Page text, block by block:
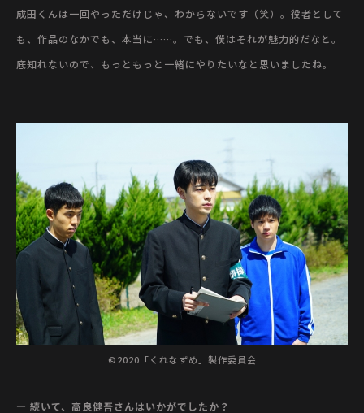
成田くんは一回やっただけじゃ、わからないです（笑）。役者として
も、作品のなかでも、本当に……。でも、僕はそれが魅力的だなと。
底知れないので、もっともっと一緒にやりたいなと思いましたね。
©2020「くれなずめ」製作委員会
— 続いて、高良健吾さんはいかがでしたか？